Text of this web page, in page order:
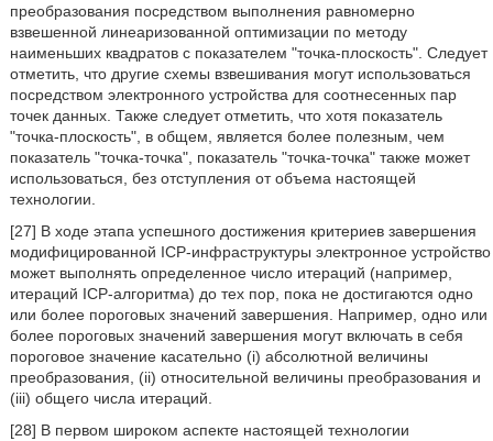
преобразования посредством выполнения равномерно
взвешенной линеаризованной оптимизации по методу
наименьших квадратов с показателем "точка-плоскость". Следует
отметить, что другие схемы взвешивания могут использоваться
посредством электронного устройства для соотнесенных пар
точек данных. Также следует отметить, что хотя показатель
"точка-плоскость", в общем, является более полезным, чем
показатель "точка-точка", показатель "точка-точка" также может
использоваться, без отступления от объема настоящей
технологии.
[27] В ходе этапа успешного достижения критериев завершения
модифицированной ICP-инфраструктуры электронное устройство
может выполнять определенное число итераций (например,
итераций ICP-алгоритма) до тех пор, пока не достигаются одно
или более пороговых значений завершения. Например, одно или
более пороговых значений завершения могут включать в себя
пороговое значение касательно (i) абсолютной величины
преобразования, (ii) относительной величины преобразования и
(iii) общего числа итераций.
[28] В первом широком аспекте настоящей технологии